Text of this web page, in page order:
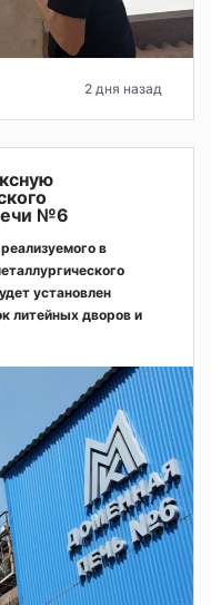
2 дня назад
№6
в
установлен
литейных дворов и